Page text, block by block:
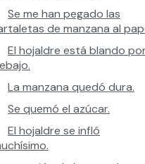
Se me han pegado las
de manzana al
El hojaldre está blando
La manzana quedó dura.
Se quemó el azúcar.
El hojaldre se infló